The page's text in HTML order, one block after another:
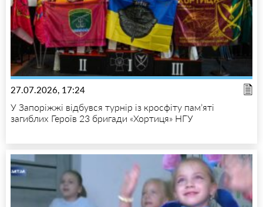
27.07.2026, 17:24
У Запоріжжі відбувся турнір із кросфіту пам’яті
загиблих Героїв 23 бригади «Хортиця» НГУ